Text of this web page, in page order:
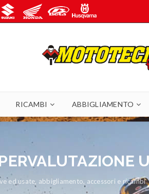
RICAMBI ABBIGLIAMENTO
ed usate, abbigliamento, accessori e ricambi